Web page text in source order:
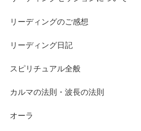
リーディングのご感想
リーディング日記
スピリチュアル全般
カルマの法則・波長の法則
オーラ